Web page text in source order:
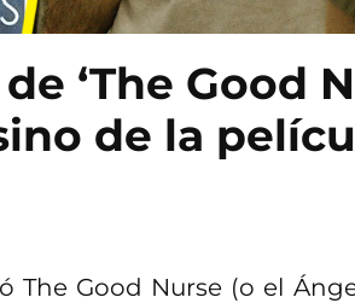
‘The Good
de la
The Good Nurse (o el